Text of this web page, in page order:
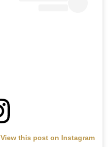
View this post on Instagram